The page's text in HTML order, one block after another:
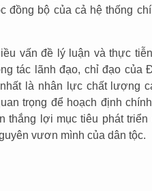
đồng bộ của cả hệ thống
vấn đề lý luận và thực
tác lãnh đạo, chỉ đạo
là nhân lực chất lượng
trọng để hoạch định
thắng lợi mục tiêu phát
vươn mình của dân tộc.